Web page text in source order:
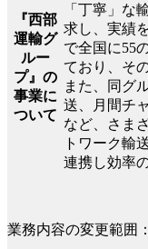
『西部
運輸グ
ルー
プ』の
事業に
ついて
「丁寧」な
求し、実績
で全国に55
ており、そ
また、同グ
送、月間チ
など、さま
トワーク輸
連携し効率
業務内容の変更範囲